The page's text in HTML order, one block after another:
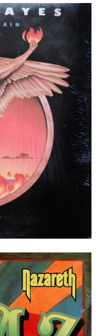
Again LP
Détails
LP
Détails